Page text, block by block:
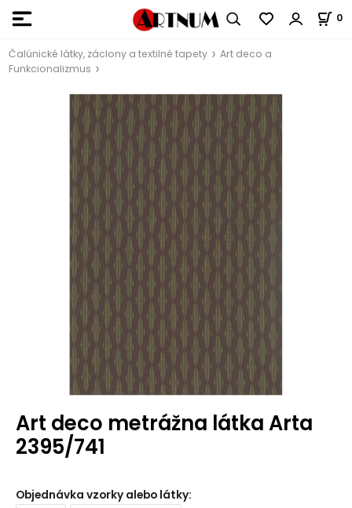
0
Čalúnické látky, záclony a textilné tapety
Art deco a
Funkcionalizmus
Art deco metrážna látka Arta
2395/741
Objednávka vzorky alebo látky: